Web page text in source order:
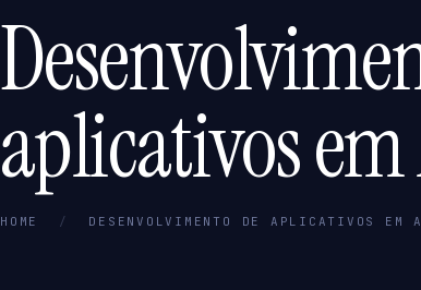
aplicativos
HOME / DESENVOLVIMENTO DE APLICATIVOS EM